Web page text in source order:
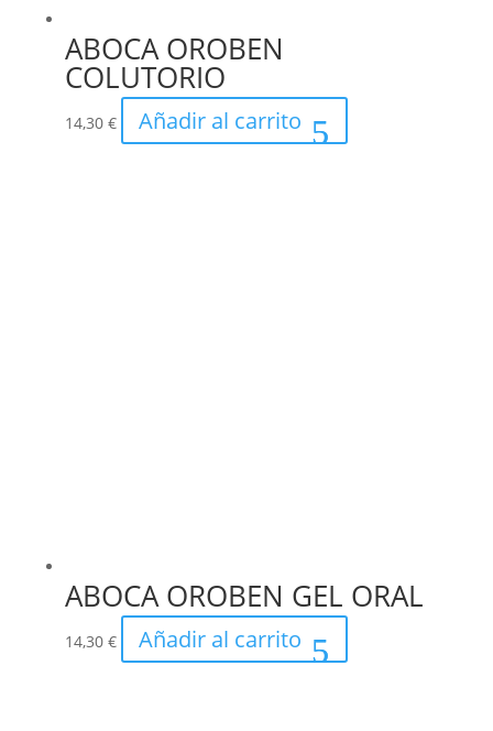
ABOCA OROBEN
COLUTORIO
14,30 € Añadir al carrito
ABOCA OROBEN GEL ORAL
14,30 € Añadir al carrito